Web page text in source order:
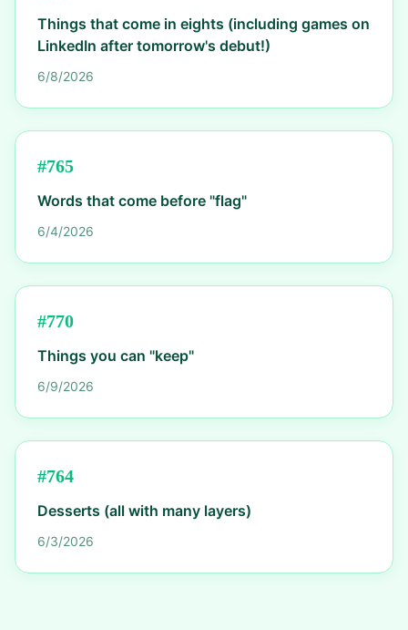
Things that come in eights (including games on
LinkedIn after tomorrow's debut!)
6/8/2026
#765
Words that come before "flag"
6/4/2026
#770
Things you can "keep"
6/9/2026
#764
Desserts (all with many layers)
6/3/2026